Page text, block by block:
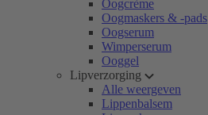
Oogcrème
Oogmaskers & -pads
Oogserum
Wimperserum
Ooggel
Lipverzorging
Alle weergeven
Lippenbalsem